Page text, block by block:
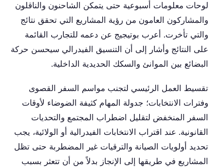
لوحات معلومات أسبوعية حتى يتمكن الشاحنون والناقلون
والمشاركون العامون من رؤية المشاريع التي تحقق نتائج
والتي تأخرت. أعرب بوتيجيج عن دعمه للتجارب القائمة
على النتائج وأشار إلى أن التنسيق الفيدرالي سيحسن حركة
البضائع بين الموانئ والسكك الحديدية الداخلية.
تقسيط العمل الرئيسي لتجنب مواسم السفر القصوى
وفترات الانتخابات؛ جدولة المهام كثيفة الضوضاء لأوقات
السفر المنخفض لتقليل اضطراب المجتمع والتحديات
القانونية. عند اقتراب الانتخابات الفيدرالية أو الولائية، يجب
تحديد أولويات الصيانة والترقيات غير المضطربة حتى تظل
المشاريع في طريقها إلى الإنجاز بدلاً من أن تتعثر بسبب